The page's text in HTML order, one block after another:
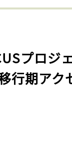
プロジ
行期アク